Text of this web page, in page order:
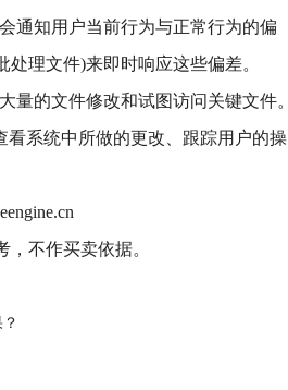
通知用户当前行为与正常行为的偏
理文件)来即时响应这些偏差。
量的文件修改和试图访问关键文件。
系统中所做的更改、跟踪用户的操
不作买卖依据。